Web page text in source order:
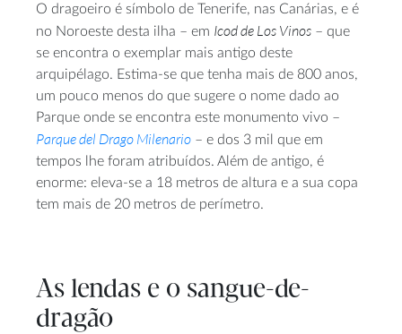
O dragoeiro é símbolo de Tenerife, nas Canárias, e é
no Noroeste desta ilha – em Icod de Los Vinos – que
se encontra o exemplar mais antigo deste
arquipélago. Estima-se que tenha mais de 800 anos,
um pouco menos do que sugere o nome dado ao
Parque onde se encontra este monumento vivo –
Parque del Drago Milenario – e dos 3 mil que em
tempos lhe foram atribuídos. Além de antigo, é
enorme: eleva-se a 18 metros de altura e a sua copa
tem mais de 20 metros de perímetro.
As lendas e o sangue-de-
dragão